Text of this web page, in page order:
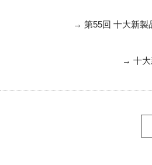
→ 第55回 十大新製
→ 十